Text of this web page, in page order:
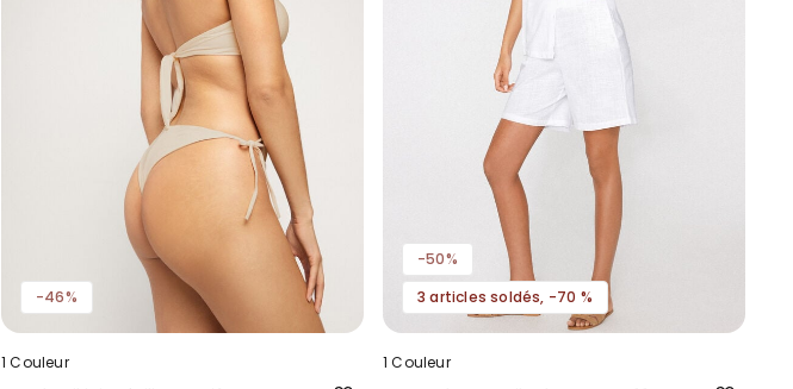
-46%
1 Couleur
-50%
3 articles soldés, -70 %
1 Couleur